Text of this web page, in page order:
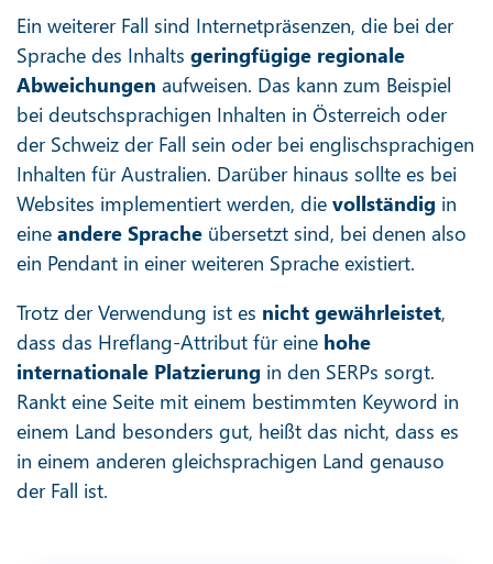
Ein weiterer Fall sind Internetpräsenzen, die bei der
Sprache des Inhalts geringfügige regionale
Abweichungen aufweisen. Das kann zum Beispiel
bei deutschsprachigen Inhalten in Österreich oder
der Schweiz der Fall sein oder bei englischsprachigen
Inhalten für Australien. Darüber hinaus sollte es bei
Websites implementiert werden, die vollständig in
eine andere Sprache übersetzt sind, bei denen also
ein Pendant in einer weiteren Sprache existiert.
Trotz der Verwendung ist es nicht gewährleistet,
dass das Hreflang-Attribut für eine hohe
internationale Platzierung in den SERPs sorgt.
Rankt eine Seite mit einem bestimmten Keyword in
einem Land besonders gut, heißt das nicht, dass es
in einem anderen gleichsprachigen Land genauso
der Fall ist.